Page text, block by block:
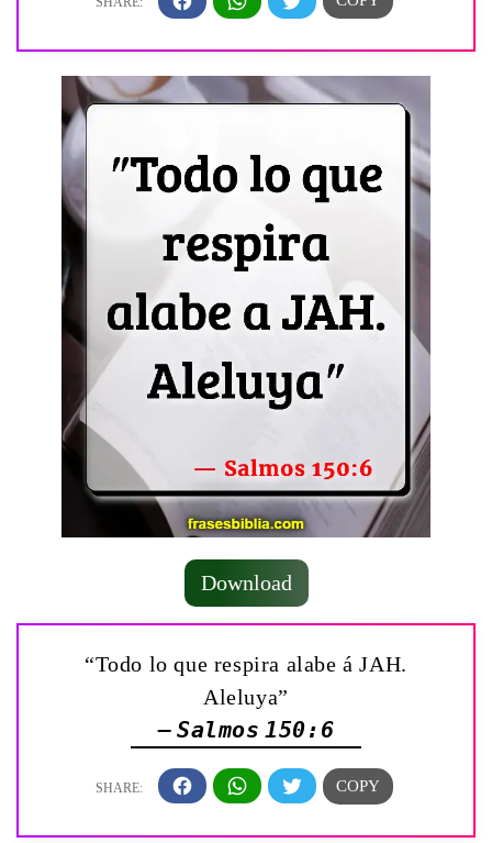
Download
“Todo lo que respira alabe á JAH.
Aleluya”
— Salmos 150:6